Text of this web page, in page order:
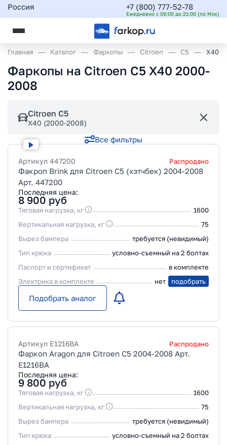
Россия +7 (800) 777-52-78
Ежедневно с 09:00 до 21:00 (по Мск)
Главная Каталог Фаркопы Citroen C5 X40
Фаркопы на Citroen C5 X40 2000-
2008
Citroen C5
X40 (2000-2008)
Все фильтры
Артикул 447200 Распродано
Факроп Brink для Citroen C5 (хэтчбек) 2004-2008
Арт. 447200
Последняя цена:
8 900 руб
Тяговая нагрузка, кг
1600
Вертикальная нагрузка, кг
75
Вырез бампера
требуется (невидимый)
Тип крюка
условно-съемный на 2 болтах
Паспорт и сертификат
в комплекте
Электрика в комплекте
нет подобрать
Подобрать аналог
Артикул E1216BA Распродано
Фаркоп Aragon для Citroen C5 2004-2008 Арт.
E1216BA
Последняя цена:
9 800 руб
Тяговая нагрузка, кг
1600
Вертикальная нагрузка, кг
75
Вырез бампера
требуется (невидимый)
Тип крюка
условно-съемный на 2 болтах